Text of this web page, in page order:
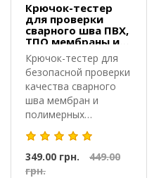
Крючок-тестер
для проверки
сварного шва ПВХ,
ТПО мембраны и
проч.
Крючок-тестер для
безопасной проверки
качества сварного
шва мембран и
полимерных
материалов.Крючок-
т..
349.00 грн.
449.00
грн.